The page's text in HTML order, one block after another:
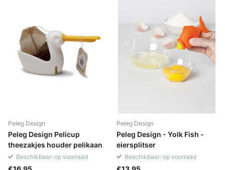
Peleg Design
Peleg Design Pelicup
theezakjes houder pelikaan
Beschikbaar: op voorraad
Peleg Design
Peleg Design - Yolk Fish -
eiersplitser
Beschikbaar: op voorraad